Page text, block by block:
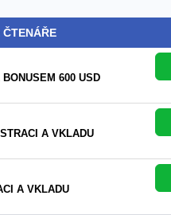
600 USD
A VKLADU
A VKLADU